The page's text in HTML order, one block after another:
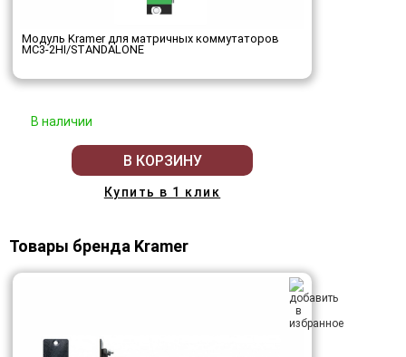
Модуль Kramer для матричных коммутаторов
MC3-2HI/STANDALONE
В наличии
В КОРЗИНУ
Купить в 1 клик
Товары бренда Kramer